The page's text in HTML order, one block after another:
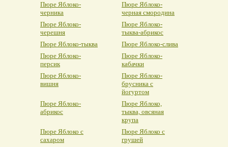
Пюре Яблоко-
черника
Пюре Яблоко-
черная смородина
Пюре Яблоко-
черешня
Пюре Яблоко-
тыква-абрикос
Пюре Яблоко-тыква
Пюре Яблоко-слива
Пюре Яблоко-
персик
Пюре Яблоко-
кабачки
Пюре Яблоко-
вишня
Пюре Яблоко-
брусника с
йогуртом
Пюре Яблоко-
абрикос
Пюре Яблоко,
тыква, овсяная
крупа
Пюре Яблоко с
сахаром
Пюре Яблоко с
грушей